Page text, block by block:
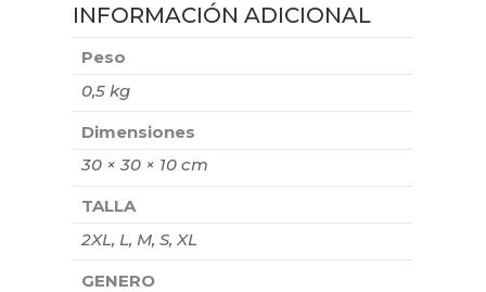
INFORMACIÓN ADICIONAL
Peso
0,5 kg
Dimensiones
30 × 30 × 10 cm
TALLA
2XL, L, M, S, XL
GENERO